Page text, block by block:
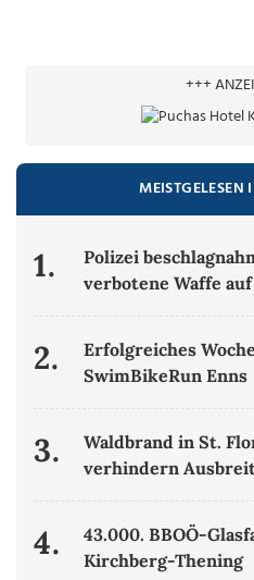
+++
1.
Polizei
verbotene Waffe auf
2.
Erfolgreiches
SwimBikeRun Enns
3.
Waldbrand in St.
verhindern
4.
43.000. BBOÖ-
Kirchberg-Thening